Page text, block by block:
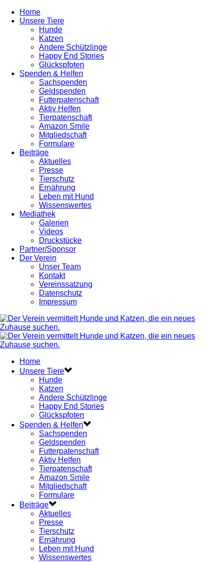
Home
Unsere Tiere
Hunde
Katzen
Andere Schützlinge
Happy End Stories
Glückspfoten
Spenden & Helfen
Sachspenden
Geldspenden
Futterpatenschaft
Aktiv Helfen
Tierpatenschaft
Amazon Smile
Mitgliedschaft
Formulare
Beiträge
Aktuelles
Presse
Tierschutz
Ernährung
Leben mit Hund
Wissenswertes
Mediathek
Galerien
Videos
Druckstücke
Partner/Sponsor
Der Verein
Unser Team
Kontakt
Vereinssatzung
Datenschutz
Impressum
Home
Unsere Tiere
Hunde
Katzen
Andere Schützlinge
Happy End Stories
Glückspfoten
Spenden & Helfen
Sachspenden
Geldspenden
Futterpatenschaft
Aktiv Helfen
Tierpatenschaft
Amazon Smile
Mitgliedschaft
Formulare
Beiträge
Aktuelles
Presse
Tierschutz
Ernährung
Leben mit Hund
Wissenswertes